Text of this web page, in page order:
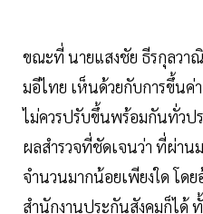
ขณะที่ นายแสงชัย ธีรกุลวา
มอีไทย เห็นด้วยกับการขึ้นค่
ไม่ควรปรับขึ้นพร้อมกันทั่วป
ผลสำรวจที่ชัดเจนว่า ที่ผ่าน
จำนวนมากน้อยเพียงใด โดย
สำนักงานประกันสังคมก็ได้